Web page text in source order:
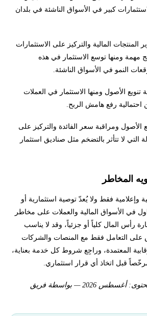
كبير في الأسواق الناشئة في بلدان
المنتجات المالية والتركيز على الاستثمارات
مهمة ومنها توسع الاستثمار في هذه
النمو في الأسواق الناشئة.
تنويع الأصول ومنها الاستثمار في العملات
رفع هامش الربح.
ومراقبة سعر الفائدة والتركيز على
التي لا تتأثر بالتضخم مثل صناديق استثمار
المخاطر
وإعلامية فقط ولا يُعدّ توصية استثمارية أو
في الأسواق المالية والعملات على مخاطر
رأس المال كلياً أو جزئياً، وقد لا يناسب
على التعامل فقط مع المنصات والشركات
المعتمدة، وراجِع شروط كل خدمة بعناية،
قبل اتخاذ أي قرار استثماري.
آخر مراجعة وتحديث للمحتوى: أغسطس 2026 — بواسطة فريق